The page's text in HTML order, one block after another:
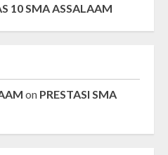
10 SMA ASSALAAM
on PRESTASI SMA